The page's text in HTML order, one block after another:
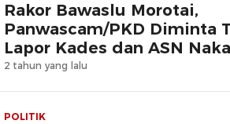
Rakor Bawaslu Morotai,
Panwascam/PKD Diminta
Lapor Kades dan ASN
2 tahun yang lalu
POLITIK